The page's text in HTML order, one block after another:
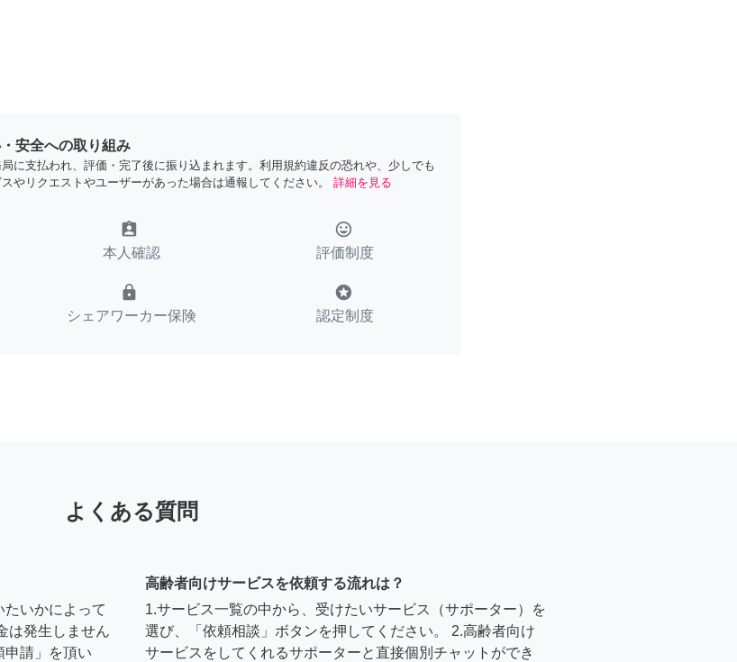
安全への取り組み
に支払われ、評価・完了後に振り込まれます。利用規約違反の恐れや、少しでも
やリクエストやユーザーがあった場合は通報してください。
詳細を見る
assignment_ind
本人確認
tag_faces
評価制度
lock
シェアワーカー保険
stars
認定制度
よくある質問
いかによって
は発生しません
申請」を頂い
高齢者向けサービスを依頼する流れは？
1.サービス一覧の中から、受けたいサービス（サポーター）を
選び、「依頼相談」ボタンを押してください。 2.高齢者向け
サービスをしてくれるサポーターと直接個別チャットができ